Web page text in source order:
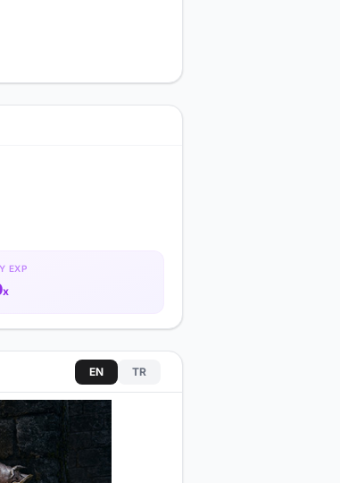
EXP
x
EN TR